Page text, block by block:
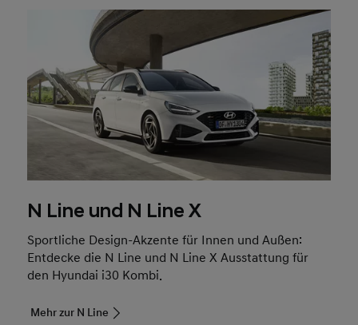
N Line und N Line X
Sportliche Design-Akzente für Innen und Außen:
Entdecke die N Line und N Line X Ausstattung für
den Hyundai i30 Kombi.
Mehr zur N Line